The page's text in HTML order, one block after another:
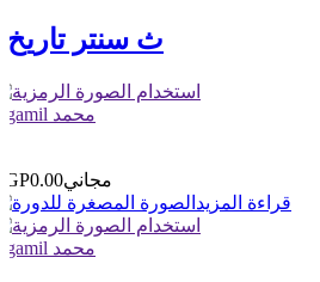
3ث سنتر تاريخ
elgamil محمد
مجاني
قراءة المزيد
elgamil محمد